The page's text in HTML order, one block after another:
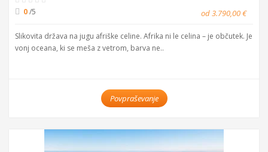
0/5 od 3.790,00 €
Slikovita država na jugu afriške celine. Afrika ni le celina – je občutek. Je
vonj oceana, ki se meša z vetrom, barva ne..
Povpraševanje